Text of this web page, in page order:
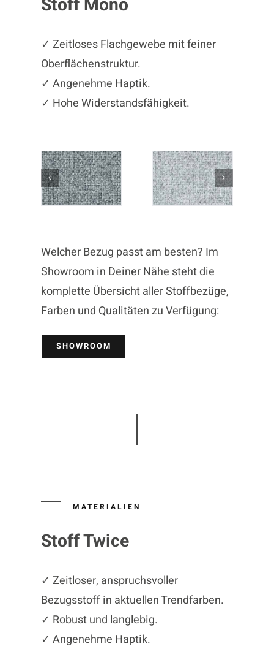
✓ Zeitloses Flachgewebe mit feiner
Oberflächenstruktur.
✓ Angenehme Haptik.
✓ Hohe Widerstandsfähigkeit.
Welcher Bezug passt am besten? Im
Showroom in Deiner Nähe steht die
komplette Übersicht aller Stoffbezüge,
Farben und Qualitäten zu Verfügung:
SHOWROOM
MATERIALIEN
Stoff Twice
✓ Zeitloser, anspruchsvoller
Bezugsstoff in aktuellen Trendfarben.
✓ Robust und langlebig.
✓ Angenehme Haptik.